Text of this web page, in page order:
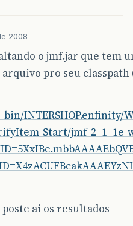
2008
o jmf.jar que tem
arquivo pro seu
INTERSHOP.enfinity/
Start/jmf-2_1_1e-
ai os resultados